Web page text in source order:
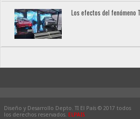
Los efectos del fenómeno
Diseño y Desarrollo Depto. TI El País © 2017 todos
los derechos reservados. ELPAIS